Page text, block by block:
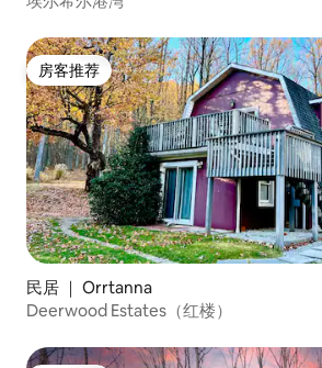
房客推荐
房客推荐
民居 ｜ Orrtanna
Deerwood Estates（红楼）